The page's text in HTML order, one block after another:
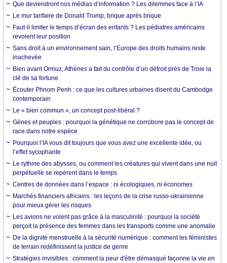
Que deviendront nos médias d’information ? Les dilemmes face à l’IA
Le mur tarifaire de Donald Trump, brique après brique
Faut-il limiter le temps d’écran des enfants ? Les pédiatres américains
revoient leur position
Sans droit à un environnement sain, l’Europe des droits humains reste
inachevée
Bien avant Ormuz, Athènes a fait du contrôle d’un détroit près de Troie la
clé de sa fortune
Écouter Phnom Penh : ce que les cultures urbaines disent du Cambodge
contemporain
Le « bien commun », un concept post-libéral ?
Gènes et peuples : pourquoi la génétique ne corrobore pas le concept de
race dans notre espèce
Pourquoi l’IA vous dit toujours que vous avez une excellente idée, ou
l’effet sycophante
Le rythme des abysses, ou comment les créatures qui vivent dans une nuit
perpétuelle se repèrent dans le temps
Centres de données dans l’espace : ni écologiques, ni économes
Marchés financiers africains : les leçons de la crise russo-ukrainienne
pour mieux gérer les risques
Les avions ne volent pas grâce à la masculinité : pourquoi la société
perçoit la présence des femmes dans les transports comme une anomalie
De la dignité menstruelle à la sécurité numérique : comment les féministes
de terrain redéfinissent la justice de genre
Stratégies invisibles : comment la peur d'être démasqué façonne la vie en